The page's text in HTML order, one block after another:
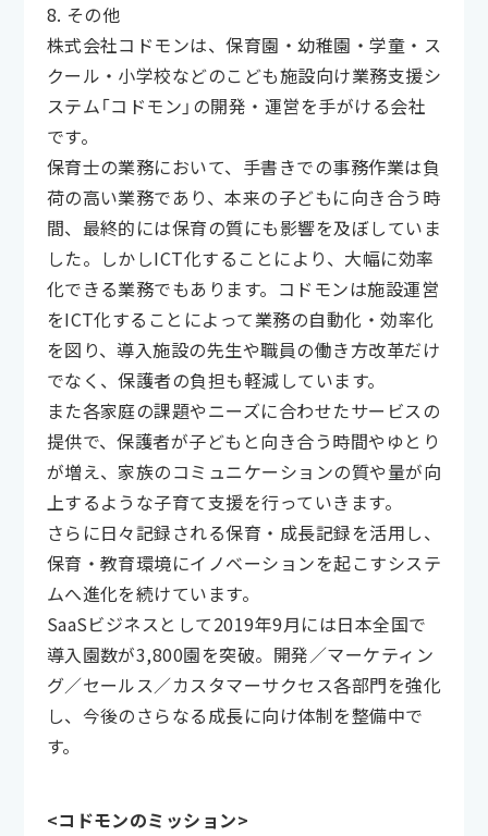
8. その他
株式会社コドモンは、保育園・幼稚園・学童・ス
クール・小学校などのこども施設向け業務支援シ
ステム「コドモン」の開発・運営を手がける会社
です。
保育士の業務において、手書きでの事務作業は負
荷の高い業務であり、本来の子どもに向き合う時
間、最終的には保育の質にも影響を及ぼしていま
した。しかしICT化することにより、大幅に効率
化できる業務でもあります。コドモンは施設運営
をICT化することによって業務の自動化・効率化
を図り、導入施設の先生や職員の働き方改革だけ
でなく、保護者の負担も軽減しています。
また各家庭の課題やニーズに合わせたサービスの
提供で、保護者が子どもと向き合う時間やゆとり
が増え、家族のコミュニケーションの質や量が向
上するような子育て支援を行っていきます。
さらに日々記録される保育・成長記録を活用し、
保育・教育環境にイノベーションを起こすシステ
ムへ進化を続けています。
SaaSビジネスとして2019年9月には日本全国で
導入園数が3,800園を突破。開発／マーケティン
グ／セールス／カスタマーサクセス各部門を強化
し、今後のさらなる成長に向け体制を整備中で
す。
<コドモンのミッション>